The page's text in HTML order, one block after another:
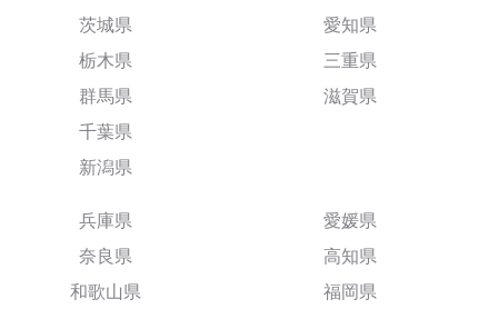
茨城県
栃木県
群馬県
千葉県
新潟県
愛知県
三重県
滋賀県
兵庫県
奈良県
和歌山県
愛媛県
高知県
福岡県